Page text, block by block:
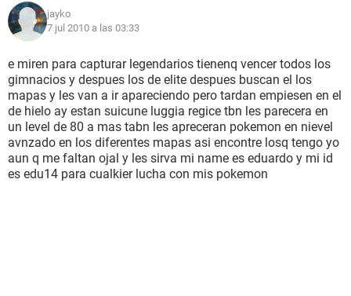
jayko
7 jul 2010 a las 03:33
e miren para capturar legendarios tienenq vencer todos los
gimnacios y despues los de elite despues buscan el los
mapas y les van a ir apareciendo pero tardan empiesen en el
de hielo ay estan suicune luggia regice tbn les parecera en
un level de 80 a mas tabn les apreceran pokemon en nievel
avnzado en los diferentes mapas asi encontre losq tengo yo
aun q me faltan ojal y les sirva mi name es eduardo y mi id
es edu14 para cualkier lucha con mis pokemon